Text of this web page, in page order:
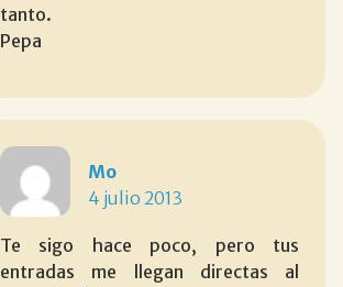
tanto.
Pepa
Mo
4 julio 2013
Te sigo hace poco, pero tus
entradas me llegan directas al